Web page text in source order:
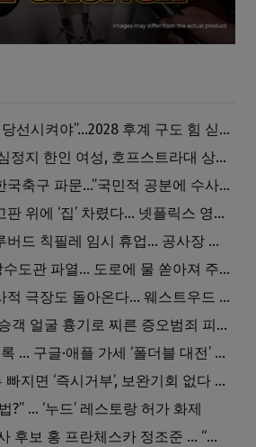
트럼프 “결국 밴스 당선시켜야”…2028 후계 구도 힘 싣나
변호사 시험 도중 심정지 한인 여성, 호프스트라대 상대 소송
외신들도 주목한 한국축구 파문…”국민적 공분에 수사 재개”
선셋 블루버드 광고판 위에 ‘집’ 차렸다… 넷플릭스 영화 홍보 이색 퍼포먼스
헐리우드 선셋 블루버드 칙필레 임시 휴업… 공사장 담장은 낙서로 뒤덮여
헐리우드힐스서 상수도관 파열… 도로에 물 쏟아져 주민 약 100명 피해
극장가 부활에 역사적 극장도 돌아온다… 웨스트우드 ‘브루인 극장’ 10월 재개장 추진
LA 메트로 버스서 승객 얼굴 흉기로 찌른 증오범죄 피고인, 종신형에 징역 7년 추가 선고
삼성 144만대 신기록 … 구글·애플 가세 ‘폴더블 대전’ 열린다
[이민] 영주권 서류 빠지면 ‘즉시거부’, 보완기회 없다 … 이민심사 8월부터 확 바뀐다
?” … ‘누드’ 레스토랑 허가 화제
트럼프, 한인 주지사 후보 홍 프란체스카 정조준 … “미치광이다”